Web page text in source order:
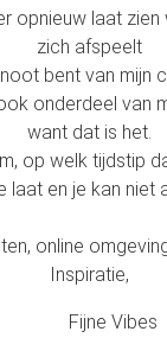
opnieuw laat zien
zich afspeelt
bent van mijn
onderdeel van
want dat is het.
op welk tijdstip
laat en je kan niet
online
Inspiratie,
Fijne Vibes